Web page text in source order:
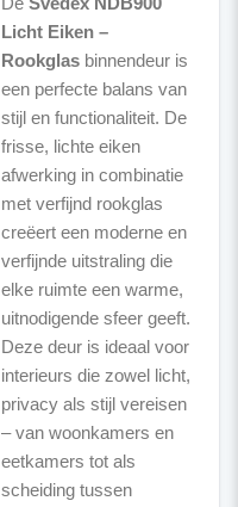
Licht Eiken –
Rookglasbinnendeur is
een perfecte balans van
stijl en functionaliteit. De
frisse, lichte eiken
afwerking in combinatie
met verfijnd rookglas
creëert een moderne en
verfijnde uitstraling die
elke ruimte een warme,
uitnodigende sfeer geeft.
Deze deur is ideaal voor
interieurs die zowel licht,
privacy als stijl vereisen
– van woonkamers en
eetkamers tot als
scheiding tussen